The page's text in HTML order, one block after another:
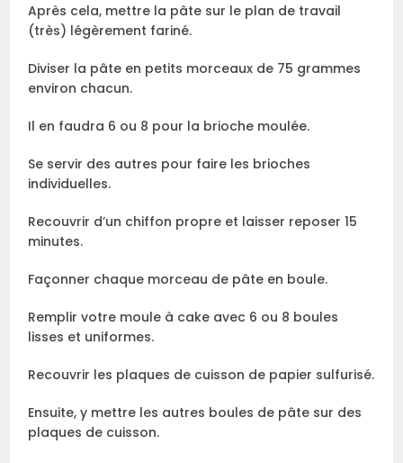
Après cela, mettre la pâte sur le plan de travail
(très) légèrement fariné.
Diviser la pâte en petits morceaux de 75 grammes
environ chacun.
Il en faudra 6 ou 8 pour la brioche moulée.
Se servir des autres pour faire les brioches
individuelles.
Recouvrir d’un chiffon propre et laisser reposer 15
minutes.
Façonner chaque morceau de pâte en boule.
Remplir votre moule à cake avec 6 ou 8 boules
lisses et uniformes.
Recouvrir les plaques de cuisson de papier sulfurisé.
Ensuite, y mettre les autres boules de pâte sur des
plaques de cuisson.